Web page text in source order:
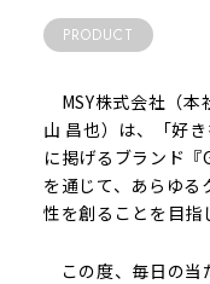
PRODUCT
MSY株式会社（本
山 昌也）は、「好
に掲げるブランド
を通じて、あらゆる
性を創ることを目指
この度、毎日の当